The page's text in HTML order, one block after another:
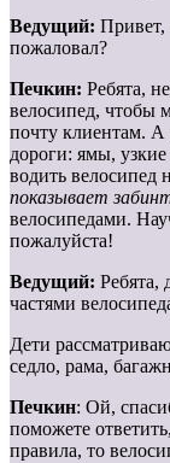
Ведущий: Привет,
пожаловал?
Печкин: Ребята,
велосипед, чтобы
почту клиентам.
дороги: ямы,
водить велосипед
показывает
велосипедами.
пожалуйста!
Ведущий: Ребята,
частями
Дети
седло, рама,
Печкин: Ой,
поможете
правила, то